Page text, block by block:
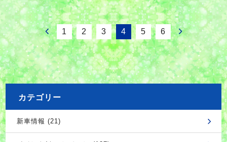
1 2 3 4 5 6
カテゴリー
新車情報 (21)